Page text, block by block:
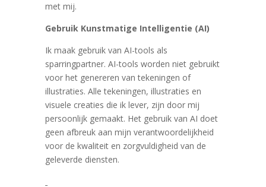
met mij.
Gebruik Kunstmatige Intelligentie (AI)
Ik maak gebruik van AI-tools als
sparringpartner. AI-tools worden niet gebruikt
voor het genereren van tekeningen of
illustraties. Alle tekeningen, illustraties en
visuele creaties die ik lever, zijn door mij
persoonlijk gemaakt. Het gebruik van AI doet
geen afbreuk aan mijn verantwoordelijkheid
voor de kwaliteit en zorgvuldigheid van de
geleverde diensten.